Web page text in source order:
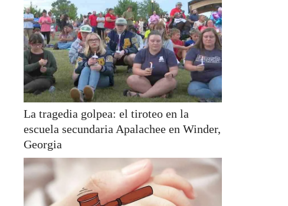
La tragedia golpea: el tiroteo en la
escuela secundaria Apalachee en Winder,
Georgia